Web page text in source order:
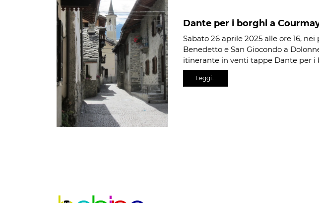
Dante per i borghi a
Sabato 26 aprile 2025 alle ore 16,
Benedetto e San Giocondo a
itinerante in venti tappe Dante per i
Leggi…